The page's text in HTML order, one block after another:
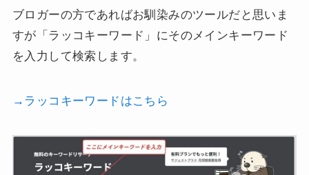
ブロガーの方であればお馴染みのツールだと思いま
すが「ラッコキーワード」にそのメインキーワード
を入力して検索します。
→ラッコキーワードはこちら